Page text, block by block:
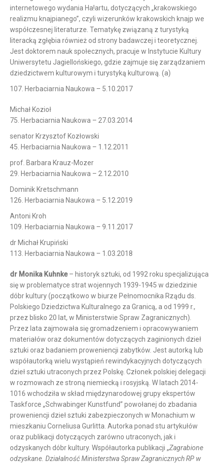
internetowego wydania Ha!artu, dotyczących „krakowskiego
realizmu knajpianego”, czyli wizerunków krakowskich knajp we
współczesnej literaturze. Tematykę związaną z turystyką
literacką zgłębia również od strony badawczej i teoretycznej.
Jest doktorem nauk społecznych, pracuje w Instytucie Kultury
Uniwersytetu Jagiellońskiego, gdzie zajmuje się zarządzaniem
dziedzictwem kulturowym i turystyką kulturową. (a)
107. Herbaciarnia Naukowa – 5.10.2017
Michał Kozioł
75. Herbaciarnia Naukowa – 27.03.2014
senator Krzysztof Kozłowski
45. Herbaciarnia Naukowa – 1.12.2011
prof. Barbara Krauz-Mozer
29. Herbaciarnia Naukowa – 2.12.2010
Dominik Kretschmann
126. Herbaciarnia Naukowa – 5.12.2019
Antoni Kroh
109. Herbaciarnia Naukowa – 9.11.2017
dr Michał Krupiński
113. Herbaciarnia Naukowa – 1.03.2018
dr Monika Kuhnke– historyk sztuki, od 1992 roku specjalizująca
się w problematyce strat wojennych 1939-1945 w dziedzinie
dóbr kultury (początkowo w biurze Pełnomocnika Rządu ds.
Polskiego Dziedzictwa Kulturalnego za Granicą, a od 1999 r.,
przez blisko 20 lat, w Ministerstwie Spraw Zagranicznych).
Przez lata zajmowała się gromadzeniem i opracowywaniem
materiałów oraz dokumentów dotyczących zaginionych dzieł
sztuki oraz badaniem proweniencji zabytków. Jest autorką lub
współautorką wielu wystąpień rewindykacyjnych dotyczących
dzieł sztuki utraconych przez Polskę. Członek polskiej delegacji
w rozmowach ze stroną niemiecką i rosyjską. W latach 2014-
1016 wchodziła w skład międzynarodowej grupy ekspertów
Taskforce „Schwabinger Kunstfund” powołanej do zbadania
proweniencji dzieł sztuki zabezpieczonych w Monachium w
mieszkaniu Corneliusa Gurlitta. Autorka ponad stu artykułów
oraz publikacji dotyczących zarówno utraconych, jak i
odzyskanych dóbr kultury. Współautorka publikacji „Zagrabione
odzyskane. Działalność Ministerstwa Spraw Zagranicznych RP w